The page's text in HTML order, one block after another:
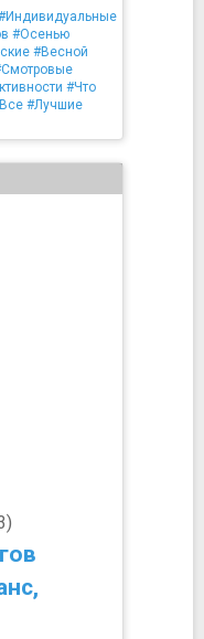
#Осенью
#Весной
#Что
#Лучшие